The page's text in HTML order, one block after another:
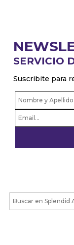
SERVICIO
Suscribite para